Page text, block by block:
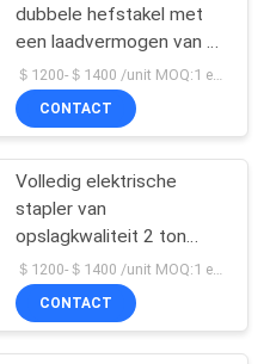
28
dubbele hefstakel met
een laadvermogen van 2
ton en een hefhoogte
van 3 meter voor veilige
palletbehandeling
＄1200-＄1400 /unit MOQ:1 eenheid
CONTACT
Volledig elektrische
stapler van
opslagkwaliteit 2 ton
capaciteit 3 meter lift
met dubbel hefsysteem
CONTACT